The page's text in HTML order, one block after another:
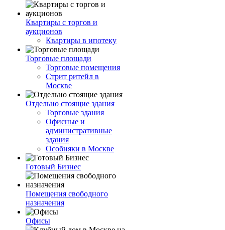
Квартиры с торгов и
аукционов
Квартиры в ипотеку
Торговые площади
Торговые помещения
Стрит ритейл в
Москве
Отдельно стоящие здания
Торговые здания
Офисные и
административные
здания
Особняки в Москве
Готовый Бизнес
Помещения свободного
назначения
Офисы